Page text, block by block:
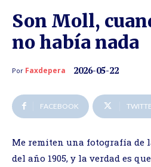
Son Moll,
no había nada
Por Faxdepera 2026-05-22
FACEBOOK
Me remiten una fotografía de
del año 1905, y la verdad es